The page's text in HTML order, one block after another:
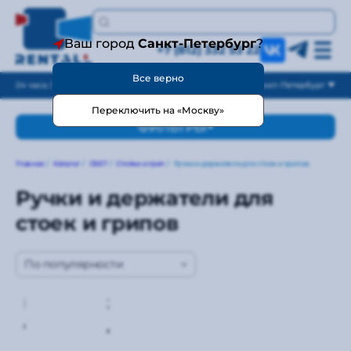
+7 (812) 332 53 22
24 часа / без выходных Санкт-Петербург
ФИЛЬТРЫ
Главная Каталог СВЕТ Стойки и грип Ручки и держатели для стоек и грипов
Ручки и держатели для
стоек и грипов
По популярности
Godox
для зонта
Ваш городСанкт-Петербург?
Все верно
Переключить на «Москву»